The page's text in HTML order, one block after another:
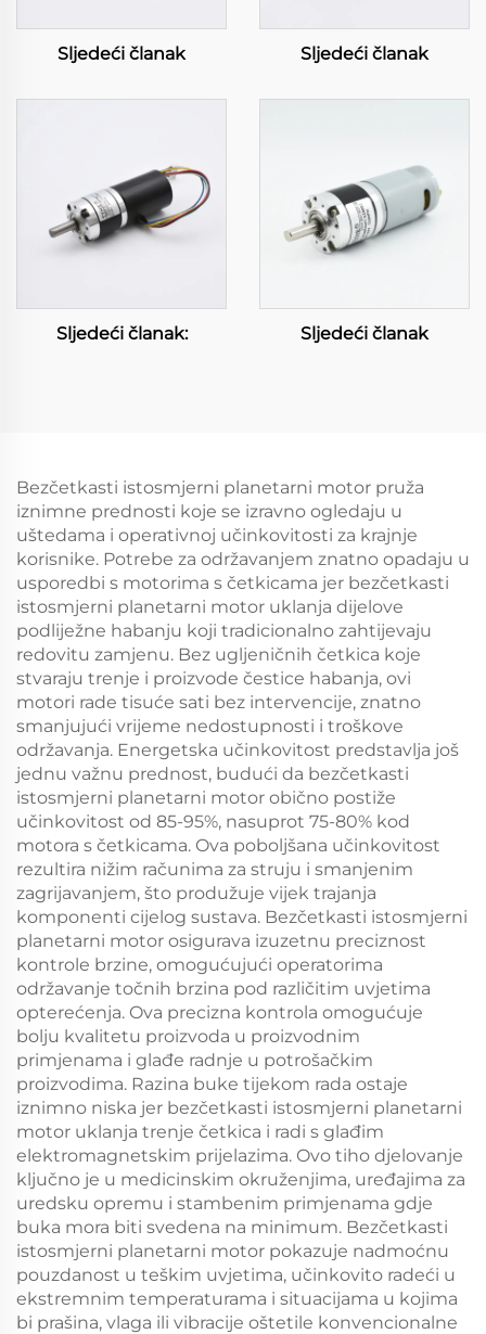
Sljedeći članak Sljedeći članak
Sljedeći članak: Sljedeći članak
Bezčetkasti istosmjerni planetarni motor pruža
iznimne prednosti koje se izravno ogledaju u
uštedama i operativnoj učinkovitosti za krajnje
korisnike. Potrebe za održavanjem znatno opadaju u
usporedbi s motorima s četkicama jer bezčetkasti
istosmjerni planetarni motor uklanja dijelove
podliježne habanju koji tradicionalno zahtijevaju
redovitu zamjenu. Bez ugljeničnih četkica koje
stvaraju trenje i proizvode čestice habanja, ovi
motori rade tisuće sati bez intervencije, znatno
smanjujući vrijeme nedostupnosti i troškove
održavanja. Energetska učinkovitost predstavlja još
jednu važnu prednost, budući da bezčetkasti
istosmjerni planetarni motor obično postiže
učinkovitost od 85-95%, nasuprot 75-80% kod
motora s četkicama. Ova poboljšana učinkovitost
rezultira nižim računima za struju i smanjenim
zagrijavanjem, što produžuje vijek trajanja
komponenti cijelog sustava. Bezčetkasti istosmjerni
planetarni motor osigurava izuzetnu preciznost
kontrole brzine, omogućujući operatorima
održavanje točnih brzina pod različitim uvjetima
opterećenja. Ova precizna kontrola omogućuje
bolju kvalitetu proizvoda u proizvodnim
primjenama i glađe radnje u potrošačkim
proizvodima. Razina buke tijekom rada ostaje
iznimno niska jer bezčetkasti istosmjerni planetarni
motor uklanja trenje četkica i radi s glađim
elektromagnetskim prijelazima. Ovo tiho djelovanje
ključno je u medicinskim okruženjima, uređajima za
uredsku opremu i stambenim primjenama gdje
buka mora biti svedena na minimum. Bezčetkasti
istosmjerni planetarni motor pokazuje nadmoćnu
pouzdanost u teškim uvjetima, učinkovito radeći u
ekstremnim temperaturama i situacijama u kojima
bi prašina, vlaga ili vibracije oštetile konvencionalne